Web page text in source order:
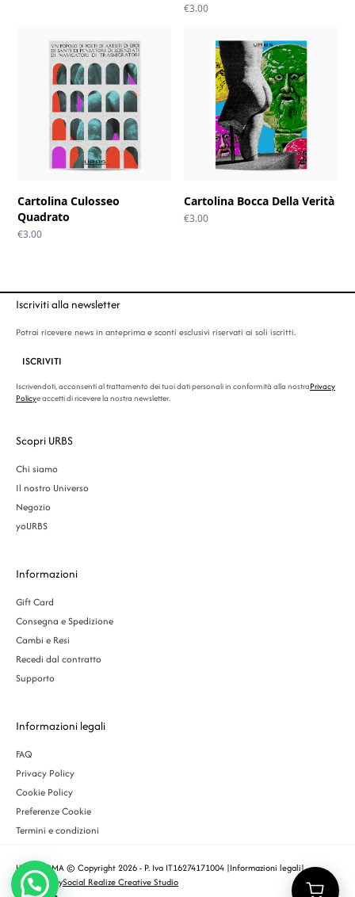
€3.00
Cartolina Culosseo
Quadrato
€3.00
Cartolina Bocca Della Verità
€3.00
Iscriviti alla newsletter
Potrai ricevere news in anteprima e sconti esclusivi riservati ai soli iscritti.
ISCRIVITI
Iscrivendoti, acconsenti al trattamento dei tuoi dati personali in conformità alla nostraPrivacy
Policye accetti di ricevere la nostra newsletter.
Scopri URBS
Chi siamo
Il nostro Universo
Negozio
yoURBS
Informazioni
Gift Card
Consegna e Spedizione
Cambi e Resi
Recedi dal contratto
Supporto
Informazioni legali
FAQ
Privacy Policy
Cookie Policy
Preferenze Cookie
Termini e condizioni
URBS ROMA © Copyright 2026 - P. Iva IT16274171004 |Informazioni legali|
Designed bySocial Realize Creative Studio